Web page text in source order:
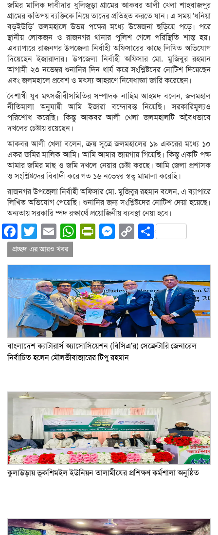
জমির মালিক দাবীদার ধুলিজুড়া গ্রামের আকবর আলী খেলা শাহবাজপুর
গ্রামের কতিপয় ব্যক্তিকে নিয়ে তাদের প্রতিহত করতে যান। এ সময় ‘ধনিয়া
বড়ইউড়ি’ জলমহালে উভয় পক্ষের মধ্যে উত্তেজনা ছড়িয়ে পড়ে। পরে
স্থানীয় লোকজন ও রাজনগর থানার পুলিশ গেলে পরিস্থিতি শান্ত হয়।
এব্যাপারে রাজনগর উপজেলা নির্বাহী অফিসারের কাছে লিখিত অভিযোগ
দিয়েছেন ইজারাদার। উপজেলা নির্বাহী অফিসার মো. মুজিবুর রহমান
আগামী ২৩ নভেম্বর শুনানির দিন ধার্য করে সংশ্লিষ্টদের নোটিশ দিয়েছেন
এবং জলমহালে প্রবেশ ও মৎস্য আহরণে নিষেধাজ্ঞা জারি করেছেন।
বৈশাখী যুব মৎসজীবীসমিতির সম্পাদক নাছিম আহমদ বলেন, জলমহাল
নীতিমালা অনুযায়ী আমি ইজারা বন্দোবস্ত নিয়েছি। সরকারিমূল্যও
পরিশোধ করেছি। কিন্তু আকবর আলী খেলা জলমহালটি অবৈধভাবে
দখলের চেষ্টায় রয়েছেন।
আকবর আলী খেলা বলেন, ক্রয় সূত্রে জলমহালের ১৯ একরের মধ্যে ১০
একর জমির মালিক আমি। আমি আমার জায়গায় গিয়েছি। কিন্তু একটি পক্ষ
আমার জমির মাছ ও জমি দখলে নেয়ার চেষ্টা করছে। আমি জেলা প্রশাসক
ও সংশ্লিষ্টদের বিবাদী করে গত ১৬ নভেম্বর স্বত্ব মামালা করেছি।
রাজনগর উপজেলা নির্বাহী অফিসার মো. মুজিবুর রহমান বলেন, এ ব্যাপারে
লিখিত অভিযোগ পেয়েছি। শুনানির জন্য সংশ্লিষ্টদের নোটিশ দেয়া হয়েছে।
অন্যতায় সরকারি ম্পদ রক্ষার্থে প্রয়োজিনীয় ব্যবস্থা নেয়া হবে।
Facebook
Twitter
EmailWhatsApp
PrintFriendly
Messenger
CopyShare
প্রচ্ছদ এর আরও খবর
বাংলাদেশ ক্যাটারার্স অ্যাসোসিয়েশন (বিসিএ’র) সেক্রেটারি জেনারেল
নির্বাচিত হলেন মৌলভীবাজারের টিপু রহমান
কুলাউড়ায় ভূকশিমইল ইউনিয়ন তালামীযের প্রশিক্ষণ কর্মশালা অনুষ্ঠিত